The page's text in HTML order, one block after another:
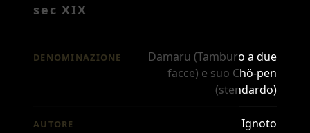
sec XIX
DENOMINAZIONE
Damaru (Tamburo a due
facce) e suo Chö-pen
(stendardo)
AUTORE Ignoto